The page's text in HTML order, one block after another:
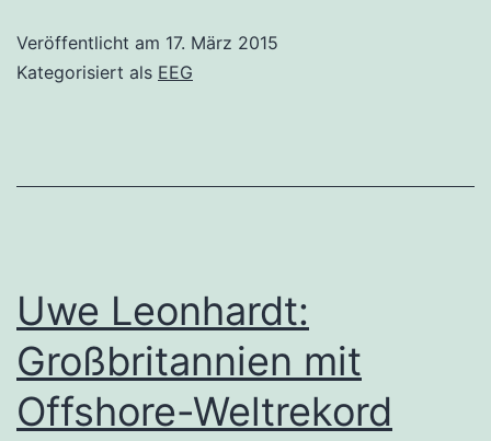
Veröffentlicht am 17. März 2015
Kategorisiert als EEG
Uwe Leonhardt:
Großbritannien mit
Offshore-Weltrekord